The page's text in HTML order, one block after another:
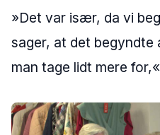
»Det var især, da vi
sager, at det begyndte
man tage lidt mere